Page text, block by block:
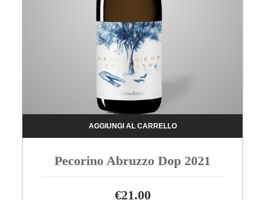
AGGIUNGI AL CARRELLO
Pecorino Abruzzo Dop 2021
€21.00